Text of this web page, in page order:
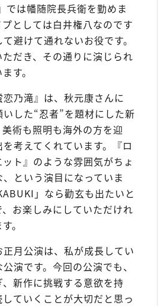
では幡随院長兵衛を勤めま
としては白井権八なのです
避けて通れないお役です。
だき、その通りに演じられ
す。
乃滝』は、秋元康さんに
した“忍者”を題材にした新
術も照明も海外の方を迎
考えてくれています。『ロ
ト』のような雰囲気がちょ
という演目になっていま
」なら勸玄も出たいと
お楽しみにしていただけれ
。
月公演は、私が成長してい
演です。今回の公演でも、
新作に挑戦する意欲を持
ていくことが大切だと思っ